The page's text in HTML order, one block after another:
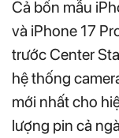
Cả bốn mẫu
và iPhone 17
trước Center
hệ thống
mới nhất cho
lượng pin cả